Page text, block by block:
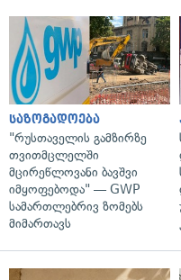
საზოგადოება
"რუსთაველის გამზირზე
თვითმცლელში
მცირეწლოვანი ბავშვი
იმყოფებოდა" — GWP
სამართლებრივ ზომებს
მიმართავს